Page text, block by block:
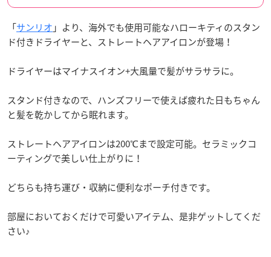
「サンリオ 」より、海外でも使用可能なハローキティのスタン
ド付きドライヤーと、ストレートヘアアイロンが登場！
ドライヤーはマイナスイオン+大風量で髪がサラサラに。
スタンド付きなので、ハンズフリーで使えば疲れた日もちゃん
と髪を乾かしてから眠れます。
ストレートヘアアイロンは200℃まで設定可能。セラミックコ
ーティングで美しい仕上がりに！
どちらも持ち運び・収納に便利なポーチ付きです。
部屋においておくだけで可愛いアイテム、是非ゲットしてくだ
さい♪